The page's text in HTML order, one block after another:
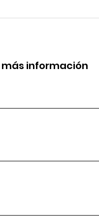
información